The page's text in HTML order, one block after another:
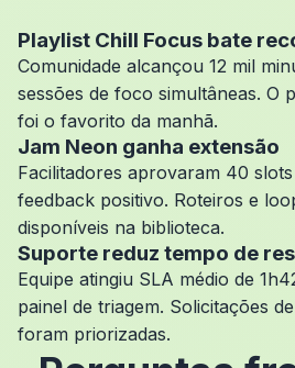
Playlist Chill Focus bate
Comunidade alcançou 12 mil
sessões de foco simultâneas. O
foi o favorito da manhã.
Jam Neon ganha extensão
Facilitadores aprovaram 40
feedback positivo. Roteiros e
disponíveis na biblioteca.
Suporte reduz tempo de
Equipe atingiu SLA médio de
painel de triagem. Solicitações
foram priorizadas.